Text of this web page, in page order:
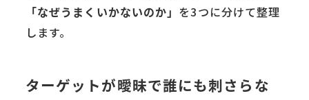
「なぜうまくいかないのか」 を3つに分けて整理
します。
ターゲットが曖昧で誰にも刺さらな